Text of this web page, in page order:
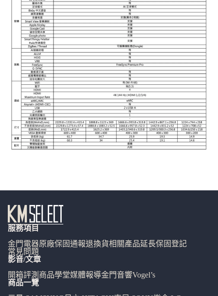
服務項目
金門電器原廠保固通報退換貨相關產品延長保固登記
常見問題
影音/文章
開箱評測 商品學堂媒體報導金門音響Vogel’s
商品一覽